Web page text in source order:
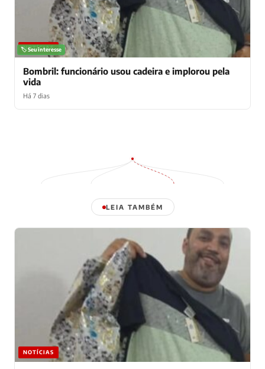
NOTÍCIAS
🏷️ Seu interesse
Bombril: funcionário usou cadeira e implorou pela
vida
Há 7 dias
LEIA TAMBÉM
NOTÍCIAS